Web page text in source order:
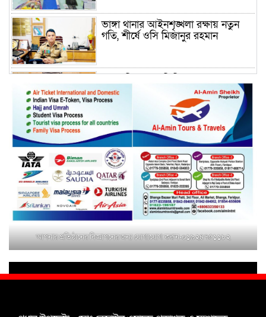
ভাঙ্গা থানার আইনশৃঙ্খলা রক্ষায় নতুন
গতি, শীর্ষে ওসি মিজানুর রহমান
(রাজস্ব) আজিম উদ্দিন ভূমি মন্ত্রণালয়ে
পদায়ন
সাবেক এমপির প্রেস সেক্রেটারি রফিকের
ক্ষমতার দাপট ও গণ-অসন্তোষের তথ্য
গায়েব করে ত্রিশাল থানার সাজানো
রিপোর্ট
মুক্তাগাছায় জুলাই শহীদ সামিদের কবর
জিয়ারত ও পৌর কমিটির কার্যক্রম শুরু
শহিদুল ইসলাম বাবুলের হাত ধরে বদলে
আংশিক কমিটি, ৩০ দিনে পূর্ণাঙ্গ করার
আপনার প্রতিষ্ঠানের বিজ্ঞাপনের জন্য যোগাযোগ করুন-০১৯২৪৭৫১১৮২